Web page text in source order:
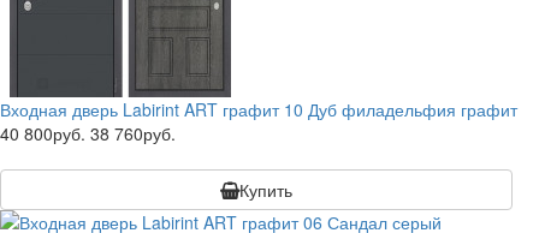
Входная дверь Labirint ART графит 10 Дуб филадельфия графит
40 800руб. 38 760руб.
Купить